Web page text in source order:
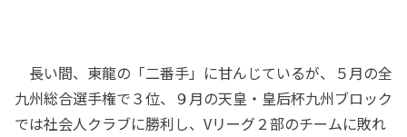
長い間、東龍の「二番手」に甘んじているが、５月の全
九州総合選手権で３位、９月の天皇・皇后杯九州ブロック
では社会人クラブに勝利し、Vリーグ２部のチームに敗れ